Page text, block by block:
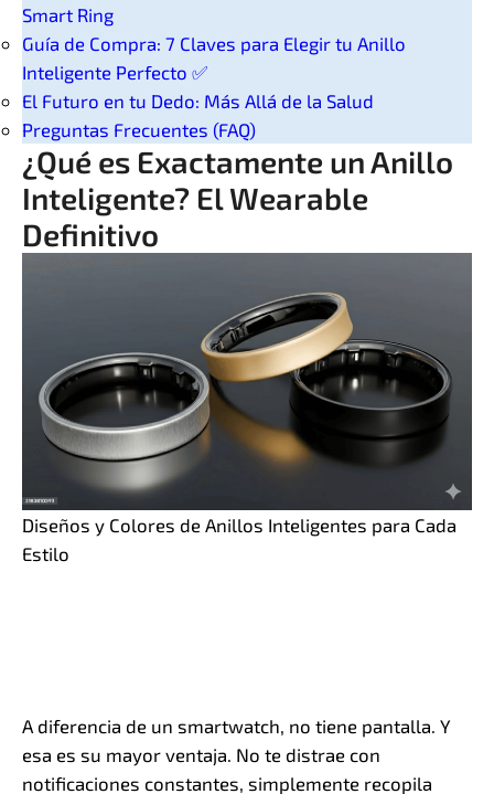
Smart Ring
Guía de Compra: 7 Claves para Elegir tu Anillo
Inteligente Perfecto ✅
El Futuro en tu Dedo: Más Allá de la Salud
Preguntas Frecuentes (FAQ)
¿Qué es Exactamente un Anillo
Inteligente? El Wearable
Definitivo
Diseños y Colores de Anillos Inteligentes para Cada
Estilo
A diferencia de un smartwatch, no tiene pantalla. Y
esa es su mayor ventaja. No te distrae con
notificaciones constantes, simplemente recopila